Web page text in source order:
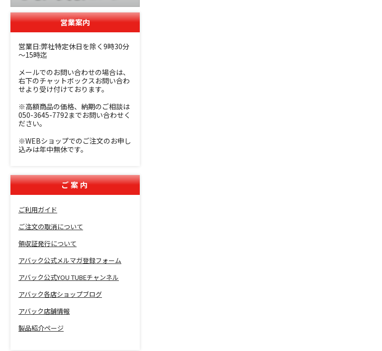
営業案内
営業日:弊社特定休日を除く9時30分
～15時迄
メールでのお問い合わせの場合は、
右下のチャットボックスお問い合わ
せより受け付けております。
※高額商品の価格、納期のご相談は
050-3645-7792までお問い合わせく
ださい。
※WEBショップでのご注文のお申し
込みは年中無休です。
ご案内
ご利用ガイド
ご注文の取消について
領収証発行について
アバック公式メルマガ登録フォーム
アバック公式YOU TUBEチャンネル
アバック各店ショップブログ
アバック店舗情報
製品紹介ページ